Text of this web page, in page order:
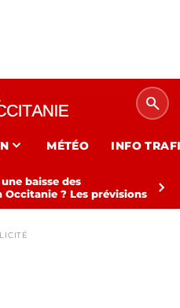
search
expand_more MÉTÉO INFO
baisse des
? Les prévisions
chevron_right